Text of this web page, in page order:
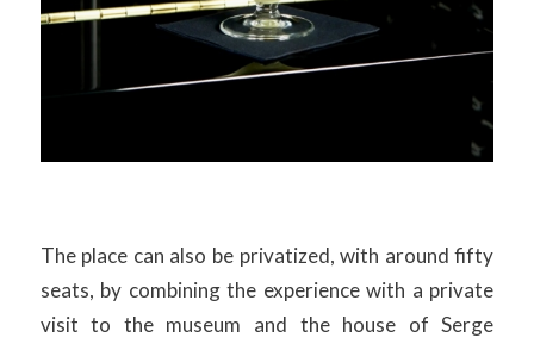
The place can also be privatized, with around fifty
seats, by combining the experience with a private
visit to the museum and the house of Serge